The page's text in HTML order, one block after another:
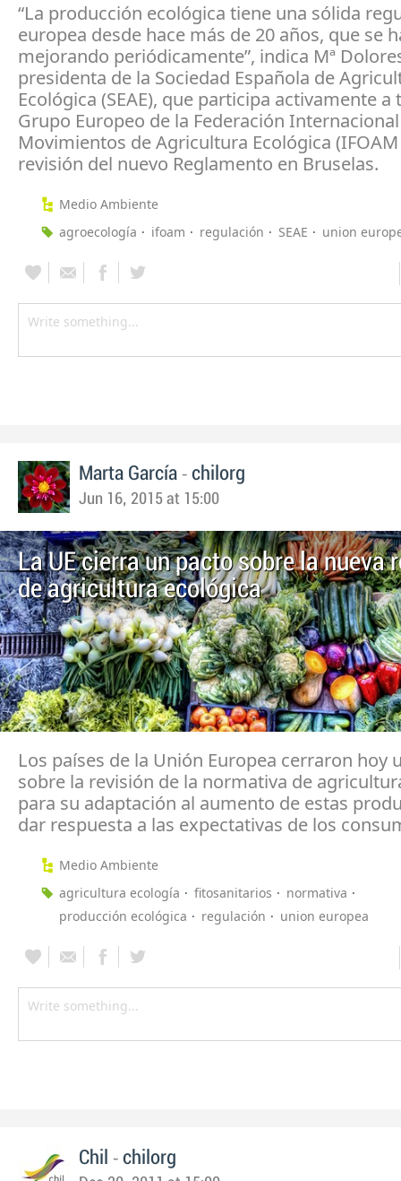
“La producción ecológica tiene una sólida
europea desde hace más de 20 años, que se
mejorando periódicamente”, indica Mª
presidenta de la Sociedad Española de
Ecológica (SEAE), que participa activamente a
Grupo Europeo de la Federación
Movimientos de Agricultura Ecológica (IFOAM
revisión del nuevo Reglamento en Bruselas.
Medio Ambiente
agroecología
ifoam regulación SEAE union
Marta García - chilorg
Jun 16, 2015 at 15:00
La UE cierra un pacto sobre la nueva
de agricultura ecológica
Los países de la Unión Europea cerraron hoy
sobre la revisión de la normativa de
para su adaptación al aumento de estas
dar respuesta a las expectativas de los
Medio Ambiente
agricultura ecología
fitosanitarios
normativa
producción ecológica
regulación union europea
Chil - chilorg